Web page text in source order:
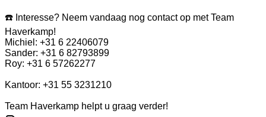
☎️ Interesse? Neem vandaag nog contact op met Team
Haverkamp!
Michiel: +31 6 22406079
Sander: +31 6 82793899
Roy: +31 6 57262277
Kantoor: +31 55 3231210
Team Haverkamp helpt u graag verder!